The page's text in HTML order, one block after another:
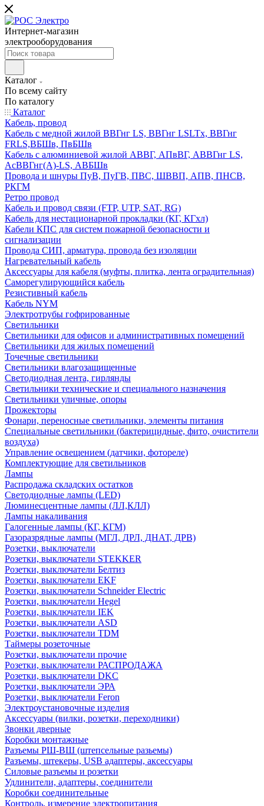
Интернет-магазин
электрооборудования
Каталог
По всему сайту
По каталогу
Каталог
Кабель, провод
Кабель с медной жилой ВВГнг LS, ВВГнг LSLTx, ВВГнг
FRLS,ВБШв, ПвБШв
Кабель с алюминиевой жилой АВВГ, АПвВГ, АВВГнг LS,
АсВВГнг(А)-LS, АВБШв
Провода и шнуры ПуВ, ПуГВ, ПВС, ШВВП, АПВ, ПНСВ,
РКГМ
Ретро провод
Кабель и провод связи (FTP, UTP, SAT, RG)
Кабель для нестационарной прокладки (КГ, КГхл)
Кабели КПС для систем пожарной безопасности и
сигнализации
Провода СИП, арматура, провода без изоляции
Нагревательный кабель
Аксессуары для кабеля (муфты, плитка, лента оградительная)
Саморегулирующийся кабель
Резистивный кабель
Кабель NYM
Электротрубы гофрированные
Светильники
Светильники для офисов и административных помещений
Светильники для жилых помещений
Точечные светильники
Светильники влагозащищенные
Светодиодная лента, гирлянды
Светильники технические и специального назначения
Светильники уличные, опоры
Прожекторы
Фонари, переносные светильники, элементы питания
Специальные светильники (бактерицидные, фито, очистители
воздуха)
Управление освещением (датчики, фотореле)
Комплектующие для светильников
Лампы
Распродажа складских остатков
Светодиодные лампы (LED)
Люминесцентные лампы (ЛЛ,КЛЛ)
Лампы накаливания
Галогенные лампы (КГ, КГМ)
Газоразрядные лампы (МГЛ, ДРЛ, ДНАТ, ДРВ)
Розетки, выключатели
Розетки, выключатели STEKKER
Розетки, выключатели Белтиз
Розетки, выключатели EKF
Розетки, выключатели Schneider Electric
Розетки, выключатели Hegel
Розетки, выключатели IEK
Розетки, выключатели ASD
Розетки, выключатели TDM
Таймеры розеточные
Розетки, выключатели прочие
Розетки, выключатели РАСПРОДАЖА
Розетки, выключатели DKC
Розетки, выключатели ЭРА
Розетки, выключатели Feron
Электроустановочные изделия
Аксессуары (вилки, розетки, переходники)
Звонки дверные
Коробки монтажные
Разъемы РШ-ВШ (штепсельные разьемы)
Разъемы, штекеры, USB адаптеры, аксессуары
Силовые разъемы и розетки
Удлинители, адаптеры, соединители
Коробки соединительные
Контроль, измерение электропитания